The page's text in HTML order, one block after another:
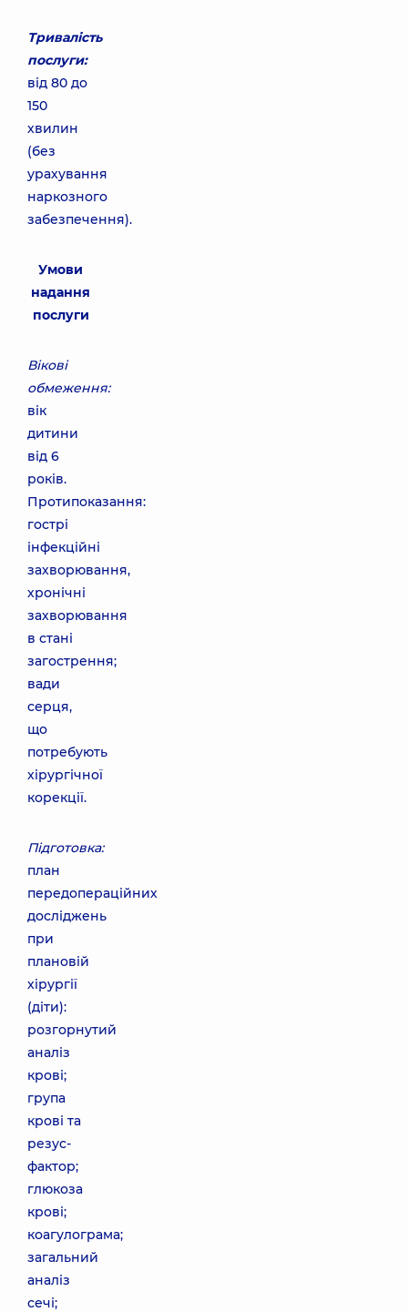
Тривалість
послуги:
від 80 до
150
хвилин
(без
урахування
наркозного
забезпечення).
Умови
надання
послуги
Вікові
обмеження:
вік
дитини
від 6
років.
Протипоказання:
гострі
інфекційні
захворювання,
хронічні
захворювання
в стані
загострення;
вади
серця,
що
потребують
хірургічної
корекції.
Підготовка:
план
передопераційних
досліджень
при
плановій
хірургії
(діти):
розгорнутий
аналіз
крові;
група
крові та
резус-
фактор;
глюкоза
крові;
коагулограма;
загальний
аналіз
сечі;